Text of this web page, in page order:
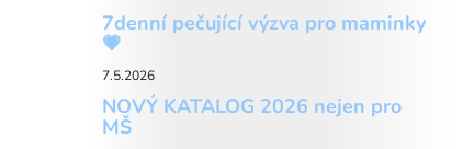
7denní pečující výzva pro maminky
💗
7.5.2026
NOVÝ KATALOG 2026 nejen pro
MŠ